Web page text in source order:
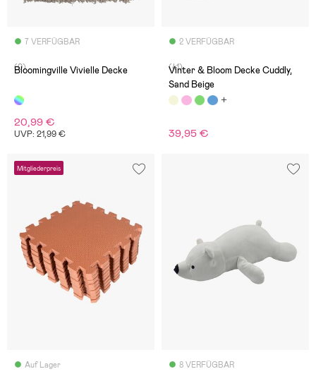
7 VERFÜGBAR
(0)
Bloomingville Vivielle Decke
20,99 €
UVP: 21,99 €
2 VERFÜGBAR
(41)
Vinter & Bloom Decke Cuddly,
Sand Beige
39,95 €
Mitgliederpreis
Auf Lager 8 VERFÜGBAR